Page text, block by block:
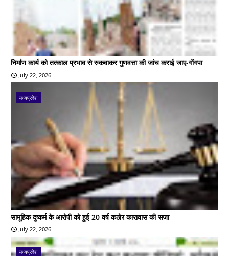
निर्माण कार्य को तत्काल प्रभाव से रुकवाकर गुणवत्ता की जांच कराई जाए-गोंगपा
July 22, 2026
मध्यप्रदेश
सामूहिक दुष्कर्म के आरोपी को हुई 20 वर्ष कठोर कारावास की सजा
July 22, 2026
मध्यप्रदेश